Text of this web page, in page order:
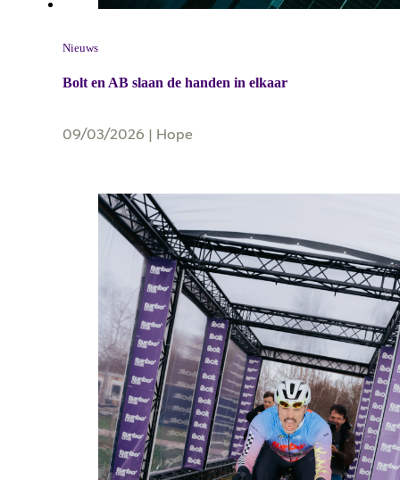
Nieuws
Bolt en AB slaan de handen in elkaar
09/03/2026 | Hope